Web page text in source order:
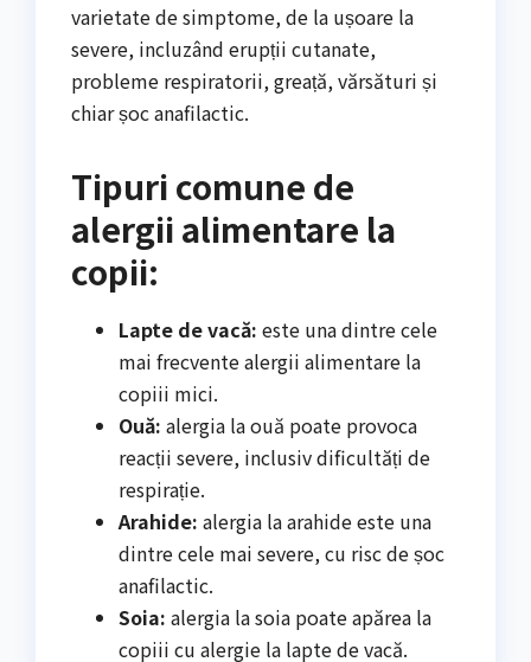
varietate de simptome, de la ușoare la
severe, incluzând erupții cutanate,
probleme respiratorii, greață, vărsături și
chiar șoc anafilactic.
Tipuri comune de
alergii alimentare la
copii:
Lapte de vacă: este una dintre cele
mai frecvente alergii alimentare la
copiii mici.
Ouă: alergia la ouă poate provoca
reacții severe, inclusiv dificultăți de
respirație.
Arahide: alergia la arahide este una
dintre cele mai severe, cu risc de șoc
anafilactic.
Soia: alergia la soia poate apărea la
copiii cu alergie la lapte de vacă.